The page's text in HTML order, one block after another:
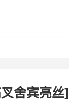
叉舍宾亮